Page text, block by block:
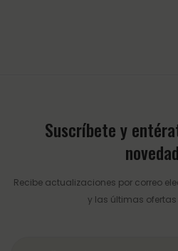
Suscríbete y
Recibe actualizaciones por correo
y las últimas ofertas